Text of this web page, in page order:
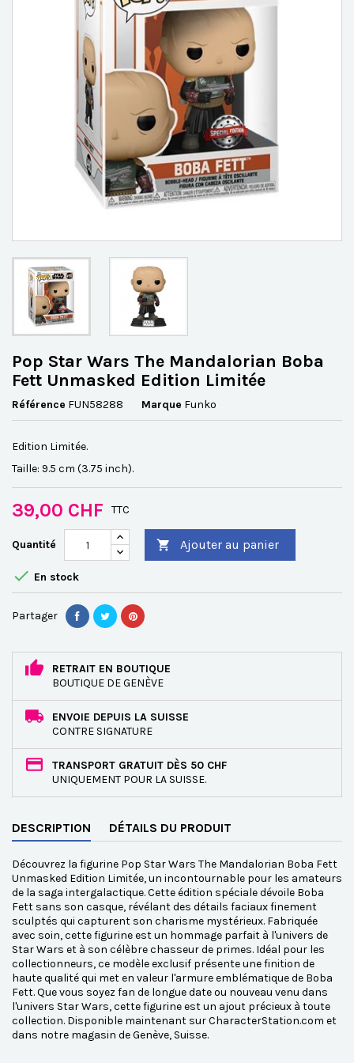
Pop Star Wars The Mandalorian Boba
Fett Unmasked Edition Limitée
Référence FUN58288 Marque Funko
Edition Limitée.
Taille: 9.5 cm (3.75 inch).
39,00 CHF TTC
Quantité  Ajouter au panier
 En stock
Partager
RETRAIT EN BOUTIQUE
BOUTIQUE DE GENÈVE
ENVOIE DEPUIS LA SUISSE
CONTRE SIGNATURE
TRANSPORT GRATUIT DÈS 50 CHF
UNIQUEMENT POUR LA SUISSE.
DESCRIPTION DÉTAILS DU PRODUIT
Découvrez la figurine Pop Star Wars The Mandalorian Boba Fett
Unmasked Edition Limitée, un incontournable pour les amateurs
de la saga intergalactique. Cette édition spéciale dévoile Boba
Fett sans son casque, révélant des détails faciaux finement
sculptés qui capturent son charisme mystérieux. Fabriquée
avec soin, cette figurine est un hommage parfait à l'univers de
Star Wars et à son célèbre chasseur de primes. Idéal pour les
collectionneurs, ce modèle exclusif présente une finition de
haute qualité qui met en valeur l'armure emblématique de Boba
Fett. Que vous soyez fan de longue date ou nouveau venu dans
l'univers Star Wars, cette figurine est un ajout précieux à toute
collection. Disponible maintenant sur CharacterStation.com et
dans notre magasin de Genève, Suisse.